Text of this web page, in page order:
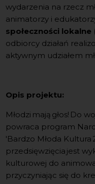
wydarzenia na rzecz
animatorzy i
społeczności lokalne
odbiorcy działań
aktywnym udziałem
Opis projektu:
Młodzi mają głos! Do
powraca program
'Bardzo Młoda Kultura
przedsięwzięcia jest
kulturowej do
przyczyniając się do